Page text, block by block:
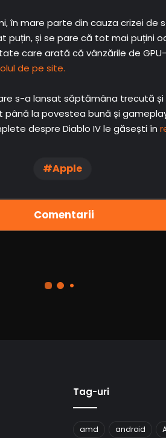
în mare parte din cauza crizei
și se pare că tot mai puțini
care arată că vânzările de
de pe site.
s-a lansat săptămâna trecută
până la povestea bună și
despre Diablo IV le găsești în
Apple
Comentarii
Tag-uri
amd android